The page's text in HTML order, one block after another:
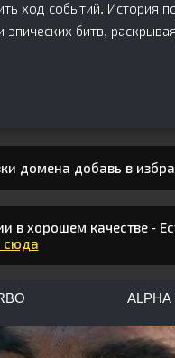
ход событий. История
битв,
домена добавь в
в хорошем качестве -
сюда
ALPHA